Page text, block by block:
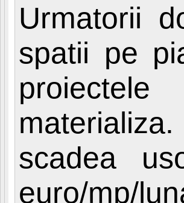
Urmatorii
spatii pe
scadea
euro/mp/